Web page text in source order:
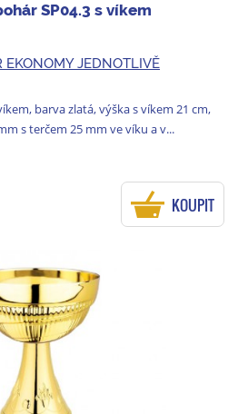
SP04.3 s víkem
EKONOMY JEDNOTLIVĚ
barva zlatá, výška s víkem 21 cm,
s terčem 25 mm ve víku a v...
KOUPIT